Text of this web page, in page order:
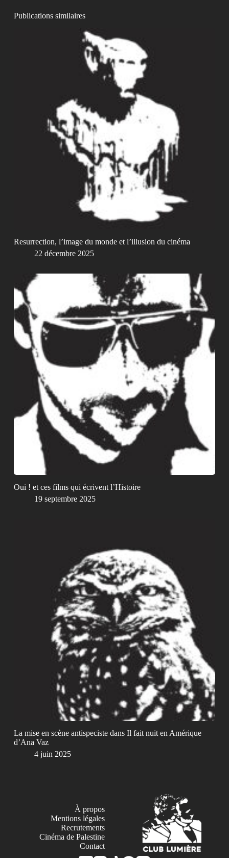
Publications similaires
Resurrection, l’image du monde et l’illusion du cinéma
22 décembre 2025
Oui ! et ces films qui écrivent l’Histoire
19 septembre 2025
La mise en scène antispeciste dans Il fait nuit en Amérique
d’Ana Vaz
4 juin 2025
À propos
Mentions légales
Recrutements
Cinéma de Palestine
Contact